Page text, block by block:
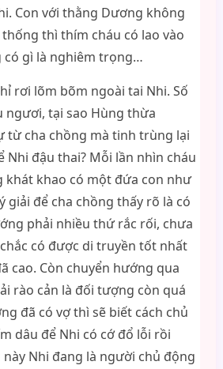
Con với thằng Dương không
thì thím cháu có lao vào
có gì là nghiêm trọng…
rơi lõm bõm ngoài tai Nhi. Số
ngươi, tại sao Hùng thừa
từ cha chồng mà tinh trùng lại
Nhi đậu thai? Mỗi lần nhìn cháu
khát khao có một đứa con như
giải để cha chồng thấy rõ là có
phải nhiều thứ rắc rối, chưa
có được di truyền tốt nhất
cao. Còn chuyển hướng qua
rào cản là đối tượng còn quá
đã có vợ thì sẽ biết cách chủ
dâu để Nhi có cớ đổ lỗi rồi
Nhi đang là người chủ động